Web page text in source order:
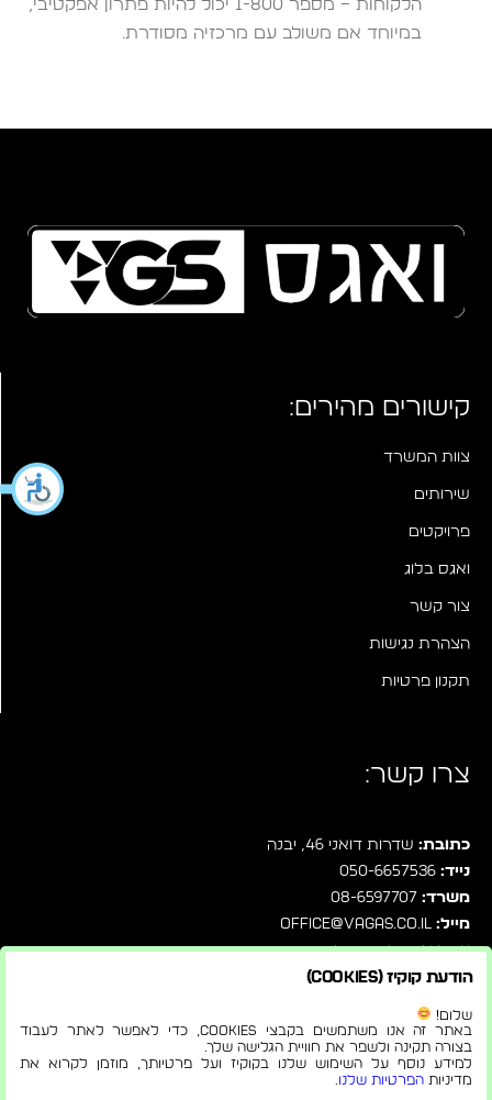
הלקוחות – מספר 1-800 יכול להיות פתרון אפקטיבי,
במיוחד אם משולב עם מרכזיה מסודרת.
קישורים מהירים:
צוות המשרד
שירותים
פרויקטים
ואגס בלוג
צור קשר
הצהרת נגישות
תקנון פרטיות
צרו קשר:
כתובת: שדרות דואני 46, יבנה
נייד: 050-6657536
משרד: 08-6597707
מייל: office@vagas.co.il
עקבו אחרינו בפייסבוק
שלחו לנו הודעה ישירות בוואטסאפ
הודעת קוקיז (Cookies)
שלום!
באתר זה אנו משתמשים בקבצי Cookies, כדי לאפשר לאתר לעבוד
בצורה תקינה ולשפר את חוויית הגלישה שלך.
למידע נוסף על השימוש שלנו בקוקיז ועל פרטיותך, מוזמן לקרוא את
מדיניות הפרטיות שלנו.